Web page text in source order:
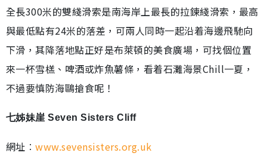
全長300米的雙綫滑索是南海岸上最長的拉鍊綫滑索，最高
與最低點有24米的落差，可兩人同時一起沿着海邊飛馳向
下滑，其降落地點正好是布萊頓的美食廣場，可找個位置
來一杯雪榚、啤酒或炸魚薯條，看着石灘海景Chill一夏，
不過要慎防海鷗搶食呢！
七姊妹崖 Seven Sisters Cliff
網址︰www.sevensisters.org.uk